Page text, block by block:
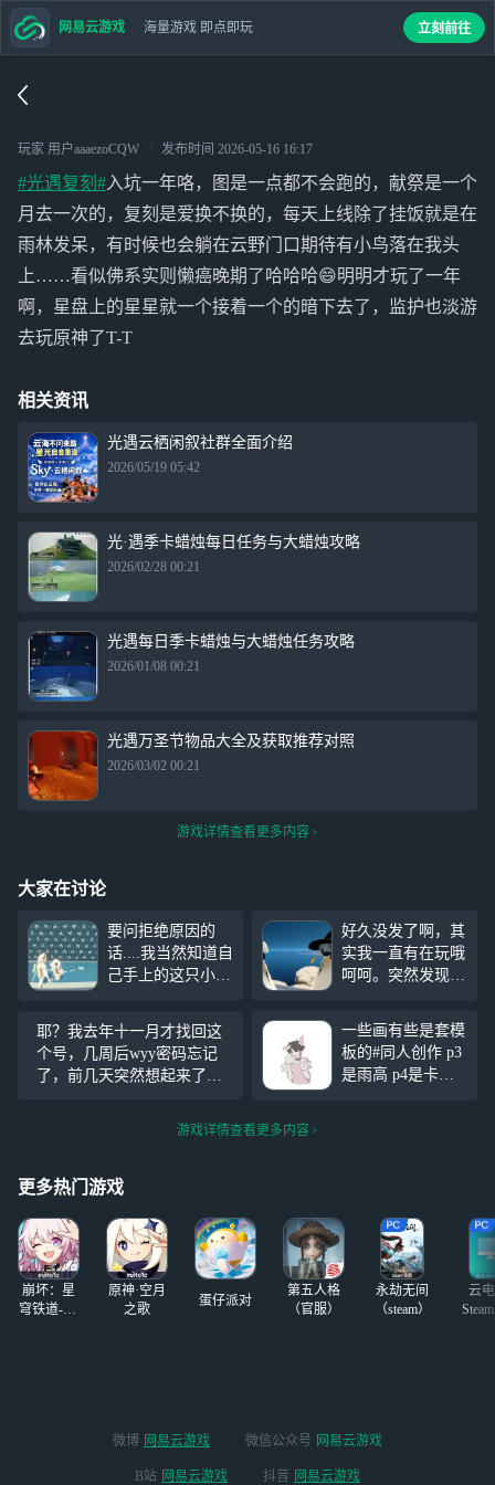
玩家 用户aaaezoCQW 发布时间 2026-05-16 16:17
#光遇复刻#入坑一年咯，图是一点都不会跑的，献祭是一个
月去一次的，复刻是爱换不换的，每天上线除了挂饭就是在
雨林发呆，有时候也会躺在云野门口期待有小鸟落在我头
上……看似佛系实则懒癌晚期了哈哈哈😄明明才玩了一年
啊，星盘上的星星就一个接着一个的暗下去了，监护也淡游
去玩原神了T-T
相关资讯
光遇云栖闲叙社群全面介绍
2026/05/19 05:42
光·遇季卡蜡烛每日任务与大蜡烛攻略
2026/02/28 00:21
光遇每日季卡蜡烛与大蜡烛任务攻略
2026/01/08 00:21
光遇万圣节物品大全及获取推荐对照
2026/03/02 00:21
游戏详情查看更多内容
大家在讨论
要问拒绝原因的
话....我当然知道自
己手上的这只小光
下，只是体面地没
拆穿而已。忍着没
骂人已是上限，其
他的当然免谈。
好久没发了啊，其
实我一直有在玩哦
呵呵。突然发现云
的建议可以去看
看，赌矮了也要工
作的小鼻嘎（疑似
老板是老婆
耶？我去年十一月才找回这
个号，几周后wyy密码忘记
了，前几天突然想起来了，
一些画有些是套模
板的#同人创作 p3
是雨高 p4是卡龙 p
游戏详情查看更多内容
更多热门游戏
崩坏：星
穹铁道-4.4
原神·空月
之歌
蛋仔派对
第五人格
（官服）
永劫无间
（steam）
云
网易云游戏 海量游戏 即点即玩 立刻前往
微博 网易云游戏 微信公众号 网易云游戏
B站 网易云游戏 抖音 网易云游戏